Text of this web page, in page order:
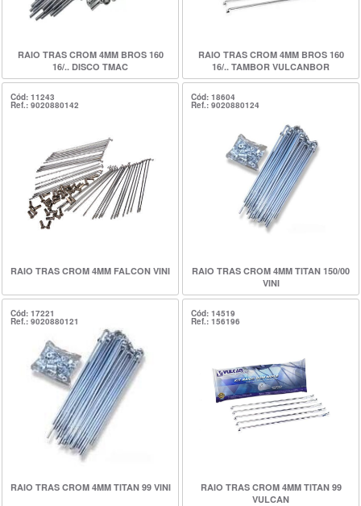
RAIO TRAS CROM 4MM BROS 160
16/.. DISCO TMAC
RAIO TRAS CROM 4MM BROS 160
16/.. TAMBOR VULCANBOR
Cód: 11243
Ref.: 9020880142
RAIO TRAS CROM 4MM FALCON VINI
Cód: 18604
Ref.: 9020880124
RAIO TRAS CROM 4MM TITAN 150/00
VINI
Cód: 17221
Ref.: 9020880121
RAIO TRAS CROM 4MM TITAN 99 VINI
Cód: 14519
Ref.: 156196
RAIO TRAS CROM 4MM TITAN 99
VULCAN